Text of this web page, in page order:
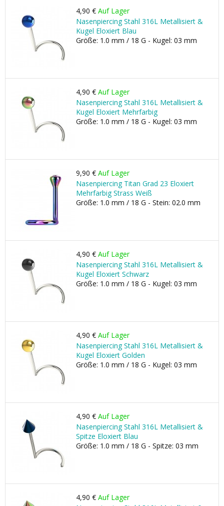
4,90 € Auf Lager
Nasenpiercing Stahl 316L Metallisiert &
Kugel Eloxiert Blau
Größe: 1.0 mm / 18 G - Kugel: 03 mm
4,90 € Auf Lager
Nasenpiercing Stahl 316L Metallisiert &
Kugel Eloxiert Mehrfarbig
Größe: 1.0 mm / 18 G - Kugel: 03 mm
9,90 € Auf Lager
Nasenpiercing Titan Grad 23 Eloxiert
Mehrfarbig Strass Weiß
Größe: 1.0 mm / 18 G - Stein: 02.0 mm
4,90 € Auf Lager
Nasenpiercing Stahl 316L Metallisiert &
Kugel Eloxiert Schwarz
Größe: 1.0 mm / 18 G - Kugel: 03 mm
4,90 € Auf Lager
Nasenpiercing Stahl 316L Metallisiert &
Kugel Eloxiert Golden
Größe: 1.0 mm / 18 G - Kugel: 03 mm
4,90 € Auf Lager
Nasenpiercing Stahl 316L Metallisiert &
Spitze Eloxiert Blau
Größe: 1.0 mm / 18 G - Spitze: 03 mm
4,90 € Auf Lager